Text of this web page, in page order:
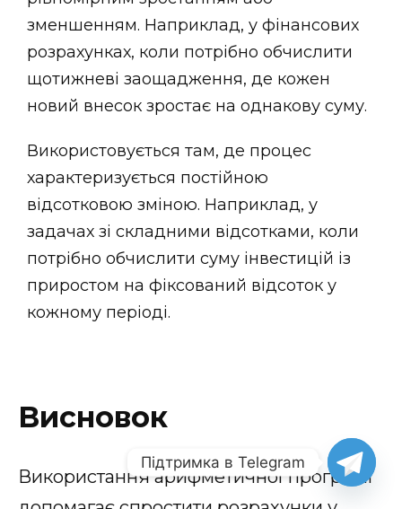
зменшенням. Наприклад, у фінансових
розрахунках, коли потрібно обчислити
щотижневі заощадження, де кожен
новий внесок зростає на однакову суму.
Використовується там, де процес
характеризується постійною
відсотковою зміною. Наприклад, у
задачах зі складними відсотками, коли
потрібно обчислити суму інвестицій із
приростом на фіксований відсоток у
кожному періоді.
Висновок
Використання арифметичної прогресії
Підтримка в Telegram